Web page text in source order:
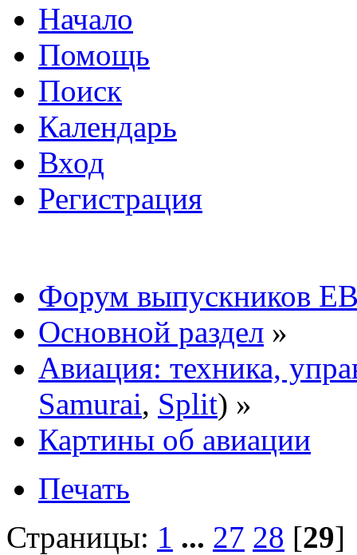
Начало
Помощь
Поиск
Календарь
Вход
Регистрация
Форум выпускников
Основной раздел »
Авиация: техника,
Samurai, Split) »
Картины об авиации
Печать
Страницы: 1 ... 27 28 [29